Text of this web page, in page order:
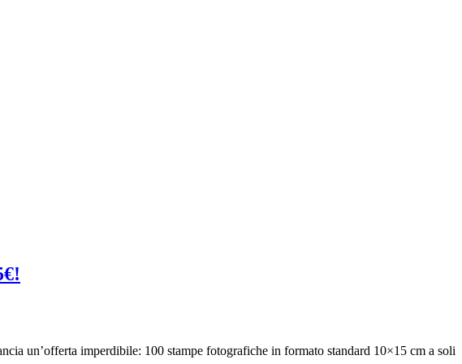
un’offerta imperdibile: 100 stampe fotografiche in formato standard 10×15 cm a soli